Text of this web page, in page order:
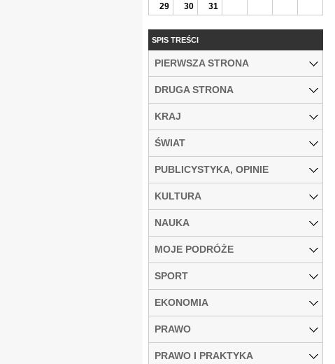
29
30 31
SPIS TREŚCI
PIERWSZA STRONA
DRUGA STRONA
KRAJ
ŚWIAT
PUBLICYSTYKA, OPINIE
KULTURA
NAUKA
MOJE PODRÓŻE
SPORT
EKONOMIA
PRAWO
PRAWO I PRAKTYKA